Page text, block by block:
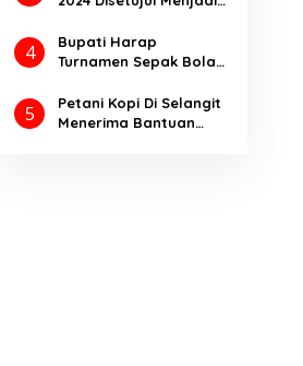
Catatan
4
Bupati Harap
Turnamen Sepak Bola
Kompetisi
Meningkatkan Prestasi
5
Petani Kopi Di Selangit
Menerima Bantuan